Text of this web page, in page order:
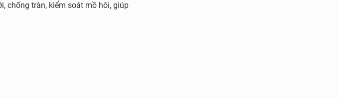
chống tràn, kiểm soát mồ hôi, giúp